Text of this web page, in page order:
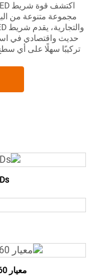
مجموعة متنوعة من
حديث واقتصادي في
تركيبًا سهلًا على أي سطح
معيار RGBW60 لوميتاي STD RGBW60